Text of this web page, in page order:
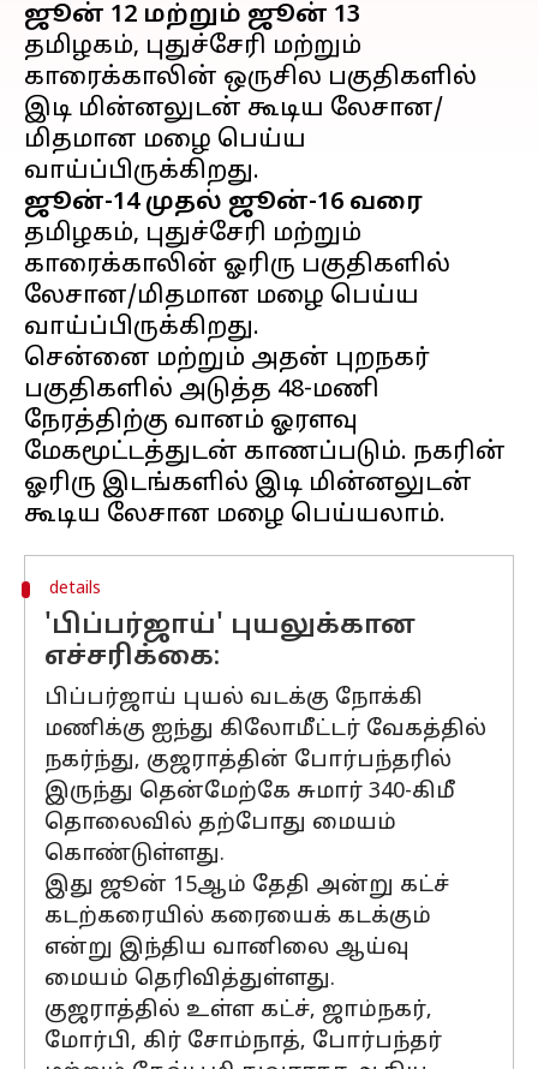
ஜூன் 12 மற்றும் ஜூன் 13
தமிழகம், புதுச்சேரி மற்றும்
காரைக்காலின் ஒருசில பகுதிகளில்
இடி மின்னலுடன் கூடிய லேசான/
மிதமான மழை பெய்ய
ஜூன்-14 முதல் ஜூன்-16 வரை
தமிழகம், புதுச்சேரி மற்றும்
காரைக்காலின் ஓரிரு பகுதிகளில்
லேசான/மிதமான மழை பெய்ய
வாய்ப்பிருக்கிறது.
சென்னை மற்றும் அதன் புறநகர்
பகுதிகளில் அடுத்த 48-மணி
நேரத்திற்கு வானம் ஓரளவு
மேகமூட்டத்துடன் காணப்படும். நகரின்
ஓரிரு இடங்களில் இடி மின்னலுடன்
details
'பிப்பர்ஜாய்' புயலுக்கான
எச்சரிக்கை:
பிப்பர்ஜாய் புயல் வடக்கு நோக்கி
மணிக்கு ஐந்து கிலோமீட்டர் வேகத்தில்
நகர்ந்து, குஜராத்தின் போர்பந்தரில்
இருந்து தென்மேற்கே சுமார் 340-கிமீ
தொலைவில் தற்போது மையம்
கொண்டுள்ளது.
இது ஜூன் 15ஆம் தேதி அன்று கட்ச்
கடற்கரையில் கரையைக் கடக்கும்
என்று இந்திய வானிலை ஆய்வு
மையம் தெரிவித்துள்ளது.
குஜராத்தில் உள்ள கட்ச், ஜாம்நகர்,
மோர்பி, கிர் சோம்நாத், போர்பந்தர்